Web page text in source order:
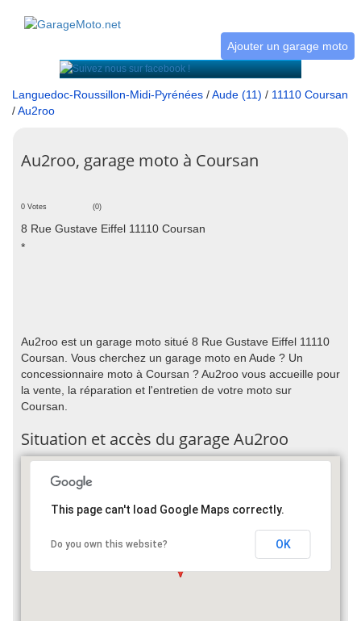
Ajouter un garage moto
Languedoc-Roussillon-Midi-Pyrénées /Aude (11) / 11110 Coursan
/Au2roo
Au2roo, garage moto à Coursan
0 Votes (0)
8 Rue Gustave Eiffel 11110 Coursan
*
Au2roo est un garage moto situé 8 Rue Gustave Eiffel 11110
Coursan. Vous cherchez un garage moto en Aude ? Un
concessionnaire moto à Coursan ? Au2roo vous accueille pour
la vente, la réparation et l'entretien de votre moto sur
Coursan.
Situation et accès du garage Au2roo
This page can't load Google Maps correctly.
Do you own this website? OK